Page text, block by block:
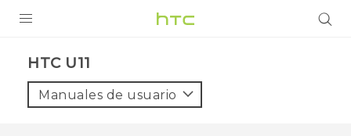
VIVE
HTC U11‎
Manuales de usuario